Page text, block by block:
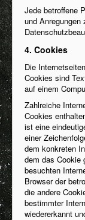
Jede betroffene
und
4. Cookies
Die
Cookies sind
auf einem
Zahlreiche
Cookies
ist eine
einer
dem konkreten
dem das Cookie
besuchten
Browser der
die andere
bestimmter
wiedererkannt